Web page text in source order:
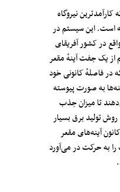
نیروگاه
است. این سیستم در
در کشور آفریقای
یک جفت آینهٔ مقعر
شده که در فاصلهٔ کانونی خود
به صورت پیوسته
تا میزان جذب
تولید برق بسیار
آینه‌های مقعر
را به حرکت در می‌آورد